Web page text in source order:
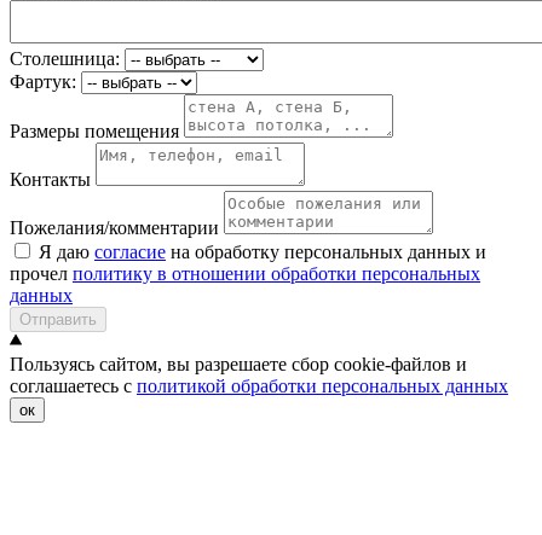
Столешница:
Фартук:
Размеры помещения
Контакты
Пожелания/комментарии
Я даю согласие на обработку персональных данных и
прочел политику в отношении обработки персональных
данных
Отправить
Пользуясь сайтом, вы разрешаете сбор cookie-файлов и
соглашаетесь с политикой обработки персональных данных
ок